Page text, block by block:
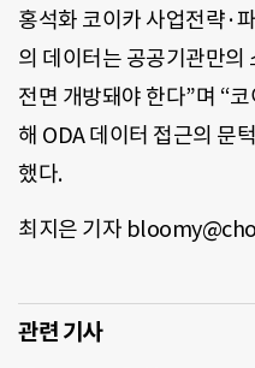
홍석화 코이카 사업전략·
의 데이터는 공공기관만의
전면 개방돼야 한다”며 “
해 ODA 데이터 접근의 문
했다.
최지은 기자
관련 기사